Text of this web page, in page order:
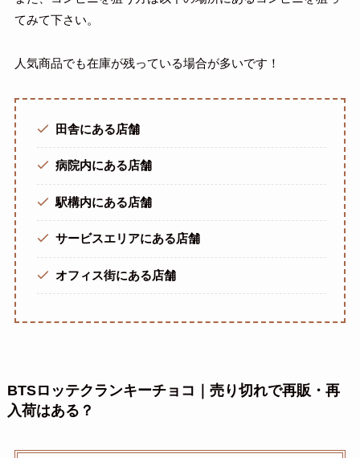
てみて下さい。
人気商品でも在庫が残っている場合が多いです！
田舎にある店舗
病院内にある店舗
駅構内にある店舗
サービスエリアにある店舗
オフィス街にある店舗
BTSロッテクランキーチョコ｜売り切れで再販・再
入荷はある？